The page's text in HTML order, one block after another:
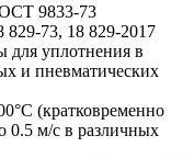
9833-73
73, 18 829-2017
для уплотнения в
и пневматических
(кратковременно
0.5 м/с в различных